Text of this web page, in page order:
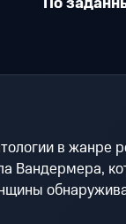
в
Вандермера,